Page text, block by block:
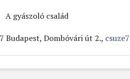
A gyászoló család
Budapest, Dombóvári út 2.,